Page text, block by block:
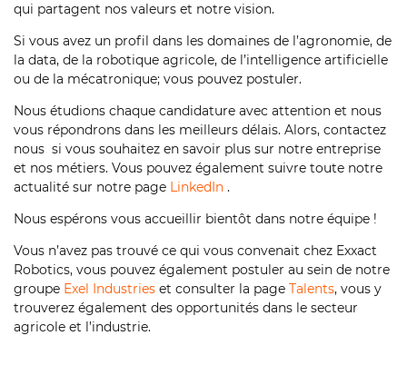
qui partagent nos valeurs et notre vision.
Si vous avez un profil dans les domaines de l’agronomie, de
la data, de la robotique agricole, de l’intelligence artificielle
ou de la mécatronique; vous pouvez postuler.
Nous étudions chaque candidature avec attention et nous
vous répondrons dans les meilleurs délais. Alors, contactez
nous si vous souhaitez en savoir plus sur notre entreprise
et nos métiers. Vous pouvez également suivre toute notre
actualité sur notre page LinkedIn .
Nous espérons vous accueillir bientôt dans notre équipe !
Vous n’avez pas trouvé ce qui vous convenait chez Exxact
Robotics, vous pouvez également postuler au sein de notre
groupe Exel Industries et consulter la page Talents, vous y
trouverez également des opportunités dans le secteur
agricole et l’industrie.